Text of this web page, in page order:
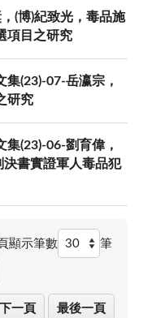
(博)紀致光，毒品施
項目之研究
(23)-07-岳瀛宗，
研究
(23)-06-劉育偉，
書實證軍人毒品犯
顯示筆數 筆
下一頁 最後一頁